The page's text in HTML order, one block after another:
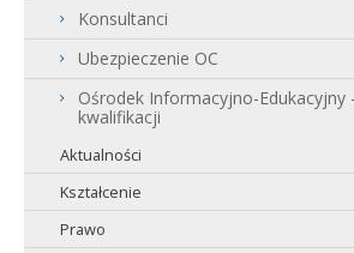
Konsultanci
Ubezpieczenie OC
Ośrodek Informacyjno-Edukacyjny
kwalifikacji
Aktualności
Kształcenie
Prawo